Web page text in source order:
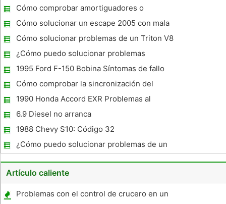
Trailblazer
Cómo comprobar amortiguadores o
puntales MacPherson en un Toyota Corolla
Cómo solucionar un escape 2005 con mala
economía de combustible
Cómo solucionar problemas de un Triton V8
Ford Expedition
¿Cómo puedo solucionar problemas
Cranking Con un Jeep Grand Cherokee 6
Cilindro 1997
1995 Ford F-150 Bobina Síntomas de fallo
Cómo comprobar la sincronización del
cárter de Caterpillar C15
1990 Honda Accord EXR Problemas al
iniciar
6.9 Diesel no arranca
1988 Chevy S10: Código 32
¿Cómo puedo solucionar problemas de un
Toyota 4Runner Motor 1984?
Artículo caliente
Problemas con el control de crucero en un